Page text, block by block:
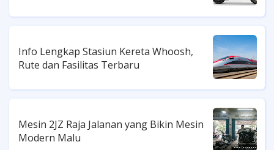
Info Lengkap Stasiun Kereta Whoosh,
Rute dan Fasilitas Terbaru
Mesin 2JZ Raja Jalanan yang Bikin Mesin
Modern Malu